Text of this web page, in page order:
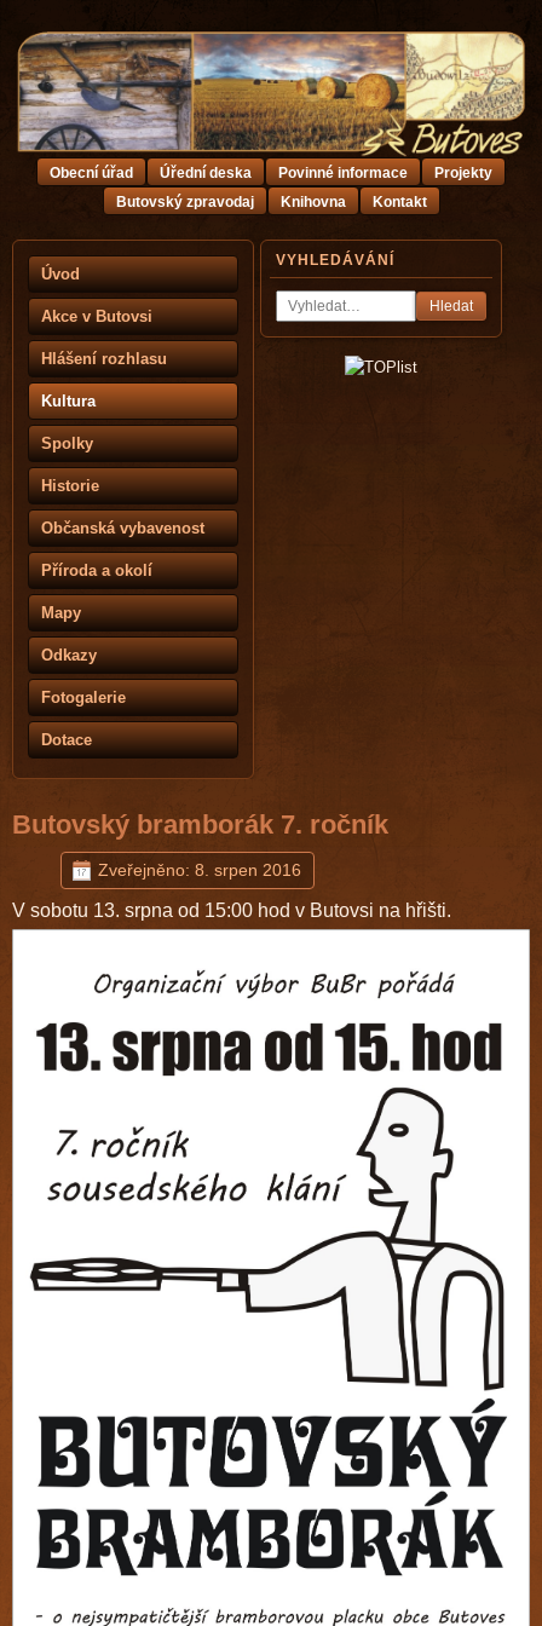
Úvod
Akce v Butovsi
Hlášení rozhlasu
Kultura
Spolky
Historie
Občanská vybavenost
Příroda a okolí
Mapy
Odkazy
Fotogalerie
Dotace
VYHLEDÁVÁNÍ
Hledat
Obecní úřad Úřední deska Povinné informace
Projekty
Butovský zpravodaj
Knihovna Kontakt
Butovský bramborák 7. ročník
Zveřejněno: 8. srpen 2016
V sobotu 13. srpna od 15:00 hod v Butovsi na hřišti.